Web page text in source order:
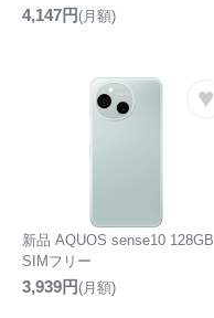
4,147円(月額)
♥
新品 AQUOS sense10 128GB
SIMフリー
3,939円(月額)